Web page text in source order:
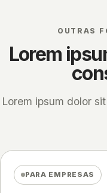
OUTRAS
Lorem
Lorem ipsum dolor
PARA EMPRESAS